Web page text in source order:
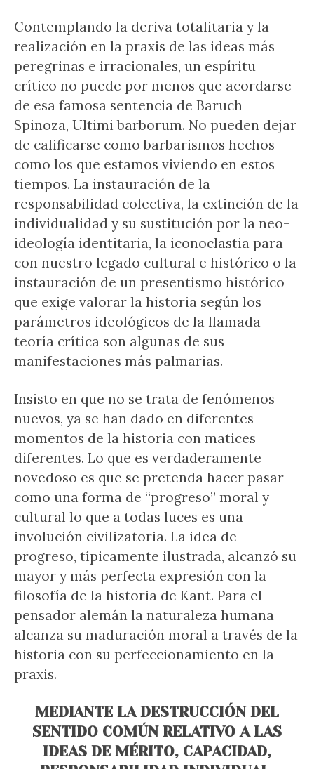
Contemplando la deriva totalitaria y la
realización en la praxis de las ideas más
peregrinas e irracionales, un espíritu
crítico no puede por menos que acordarse
de esa famosa sentencia de Baruch
Spinoza, Ultimi barborum. No pueden dejar
de calificarse como barbarismos hechos
como los que estamos viviendo en estos
tiempos. La instauración de la
responsabilidad colectiva, la extinción de la
individualidad y su sustitución por la neo-
ideología identitaria, la iconoclastia para
con nuestro legado cultural e histórico o la
instauración de un presentismo histórico
que exige valorar la historia según los
parámetros ideológicos de la llamada
teoría crítica son algunas de sus
manifestaciones más palmarias.
Insisto en que no se trata de fenómenos
nuevos, ya se han dado en diferentes
momentos de la historia con matices
diferentes. Lo que es verdaderamente
novedoso es que se pretenda hacer pasar
como una forma de “progreso” moral y
cultural lo que a todas luces es una
involución civilizatoria. La idea de
progreso, típicamente ilustrada, alcanzó su
mayor y más perfecta expresión con la
filosofía de la historia de Kant. Para el
pensador alemán la naturaleza humana
alcanza su maduración moral a través de la
historia con su perfeccionamiento en la
praxis.
MEDIANTE LA DESTRUCCIÓN DEL
SENTIDO COMÚN RELATIVO A LAS
IDEAS DE MÉRITO, CAPACIDAD,